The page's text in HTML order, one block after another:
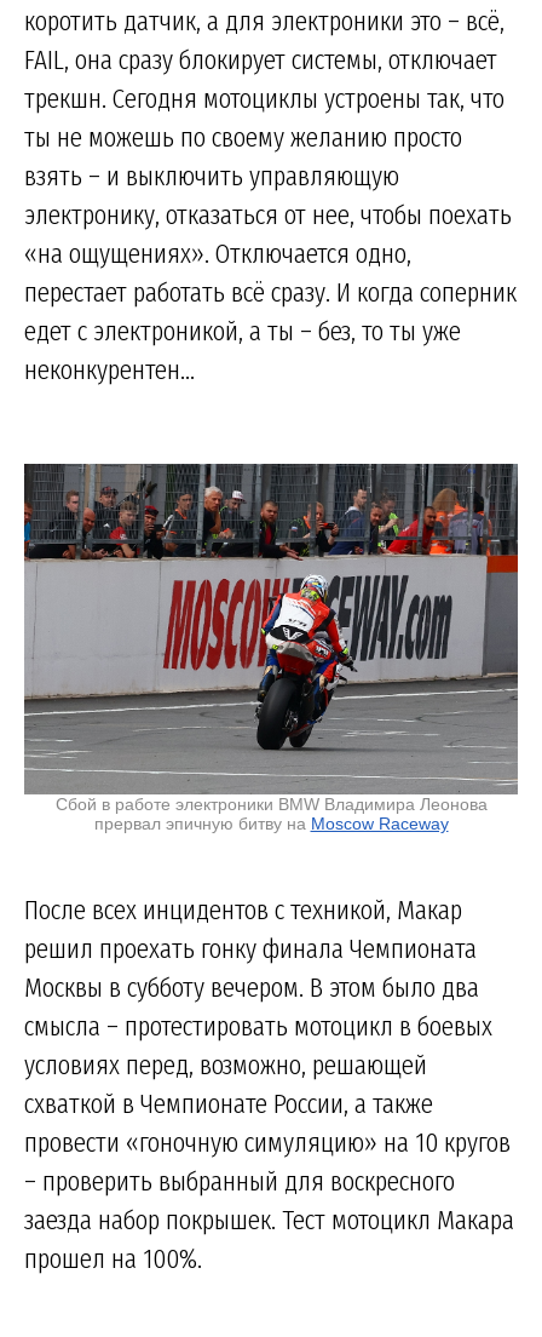
коротить датчик, а для электроники это – всё,
FAIL, она сразу блокирует системы, отключает
трекшн. Сегодня мотоциклы устроены так, что
ты не можешь по своему желанию просто
взять – и выключить управляющую
электронику, отказаться от нее, чтобы поехать
«на ощущениях». Отключается одно,
перестает работать всё сразу. И когда соперник
едет с электроникой, а ты – без, то ты уже
неконкурентен...
Сбой в работе электроники BMW Владимира Леонова
прервал эпичную битву на Moscow Raceway
После всех инцидентов с техникой, Макар
решил проехать гонку финала Чемпионата
Москвы в субботу вечером. В этом было два
смысла – протестировать мотоцикл в боевых
условиях перед, возможно, решающей
схваткой в Чемпионате России, а также
провести «гоночную симуляцию» на 10 кругов
– проверить выбранный для воскресного
заезда набор покрышек. Тест мотоцикл Макара
прошел на 100%.